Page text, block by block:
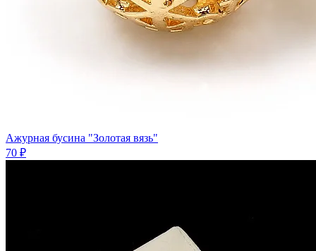
Ажурная бусина "Золотая вязь"
70 ₽